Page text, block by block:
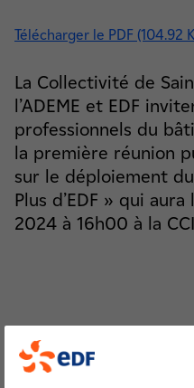
Télécharger le PDF (104.92
La Collectivité de
l’ADEME et EDF
professionnels du
la première réunion
sur le déploiement
Plus d’EDF » qui
2024 à 16h00 à la
l’ADEME et d’EDF, a pour
population Saint-